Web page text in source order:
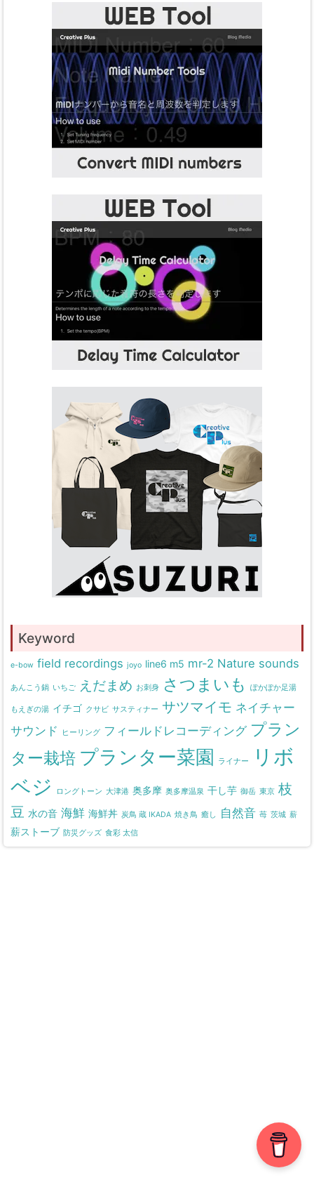
Keyword
e-bow field recordings joyo line6 m5 mr-2 Nature sounds
あんこう鍋 いちご えだまめ お刺身 さつまいも ぽかぽか足湯
もえぎの湯 イチゴ クサビ サスティナー サツマイモ ネイチャー
サウンド
ヒーリング フィールドレコーディング プラン
ター栽培 プランター菜園 ライナー
リボ
ベジ
ロングトーン 大津港 奥多摩 奥多摩温泉 干し芋 御岳 東京 枝
豆 水の音 海鮮 海鮮丼 炭鳥 蔵 IKADA 焼き鳥 癒し 自然音 苺 茨城 薪
薪ストーブ 防災グッズ 食彩 太信